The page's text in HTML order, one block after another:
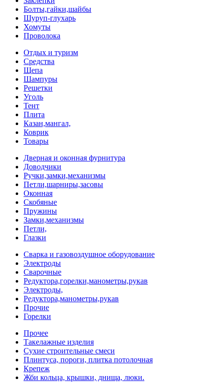
Болты,гайки,шайбы
Шуруп-глухарь
Хомуты
Проволока
Отдых и туризм
Средства
Щепа
Шампуры
Решетки
Уголь
Тент
Плита
Казан,мангал,
Коврик
Товары
Дверная и оконная фурнитура
Доводчики
Ручки,замки,механизмы
Петли,шарниры,засовы
Оконная
Скобяные
Пружины
Замки,механизмы
Петли,
Глазки
Сварка и газовоздушное оборудование
Электроды
Сварочные
Редуктора,горелки,манометры,рукав
Электроды,
Редуктора,манометры,рукав
Прочие
Горелки
Прочее
Такелажные изделия
Сухие строительные смеси
Плинтуса, пороги, плитка потолочная
Крепеж
Жби кольца, крышки, днища, люки.